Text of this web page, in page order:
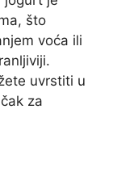
što
voća ili
uvrstiti u
za